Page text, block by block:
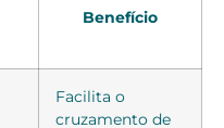
Benefício
Facilita o
cruzamento de